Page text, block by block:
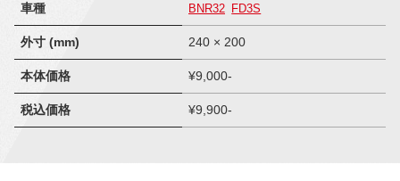
車種 BNR32 FD3S
外寸 (mm) 240 × 200
本体価格 ¥9,000-
税込価格 ¥9,900-